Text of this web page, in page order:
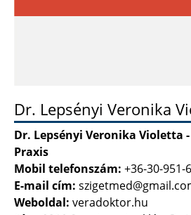
Dr. Lepsényi Veronika
Dr. Lepsényi Veronika Violetta
Praxis
Mobil telefonszám: +36-30-951-
E-mail cím:
Weboldal: veradoktor.hu